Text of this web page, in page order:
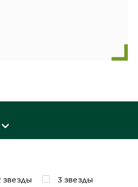
звезды
3 звезды